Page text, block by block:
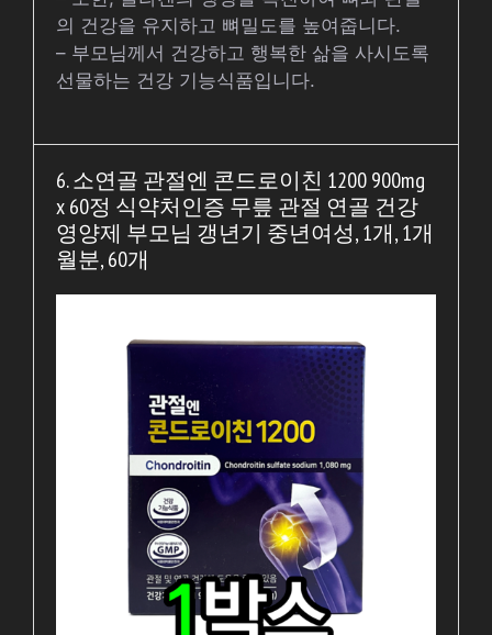
의 건강을 유지하고 뼈밀도를 높여줍니다.
– 부모님께서 건강하고 행복한 삶을 사시도록
선물하는 건강 기능식품입니다.
6. 소연골 관절엔 콘드로이친 1200 900mg
x 60정 식약처인증 무릎 관절 연골 건강
영양제 부모님 갱년기 중년여성, 1개, 1개
월분, 60개